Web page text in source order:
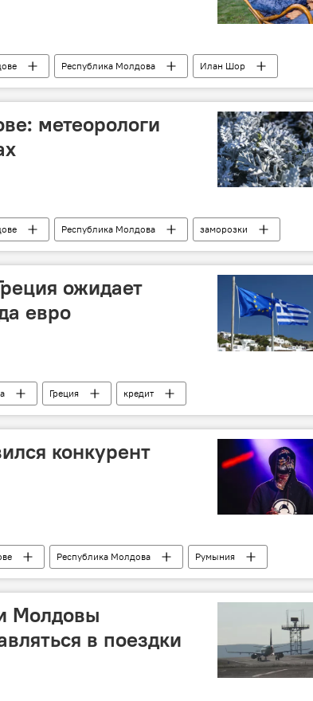
Республика Молдова
Илан Шор
метеорологи
Республика Молдова
заморозки
служба Молдовы
ожидает
евро
Греция
кредит
конкурент
Республика Молдова
Румыния
Молдовы
в поездки